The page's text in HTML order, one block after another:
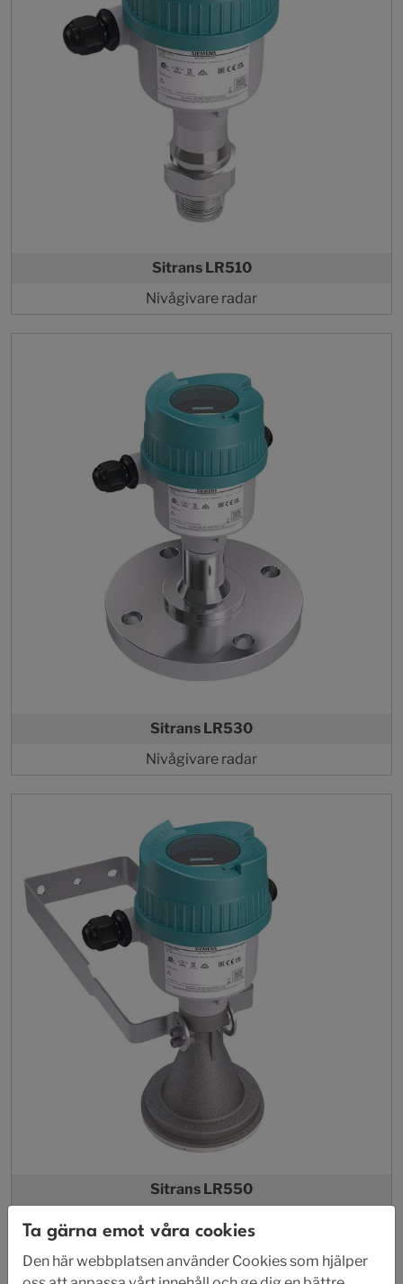
Sitrans LR510
Nivågivare radar
Sitrans LR530
Nivågivare radar
Sitrans LR550
Nivågivare radar
Ta gärna emot våra cookies
Den här webbplatsen använder Cookies som hjälper